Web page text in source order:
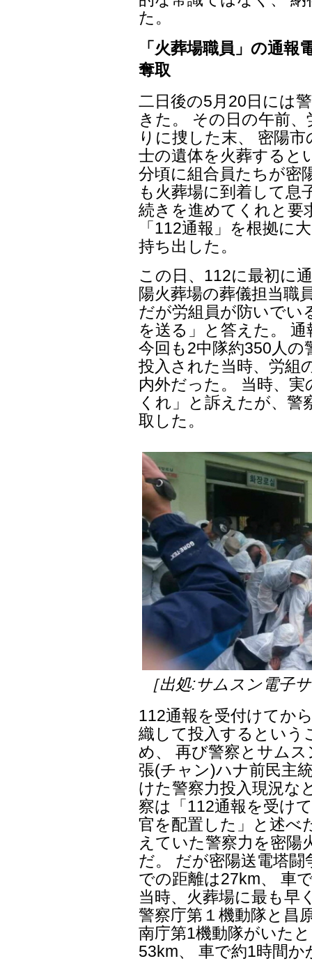
た。
「火葬場職員」の通
奪取
二日後の5月20日には
きた。 その日の午前
りに捜した末、 密陽
士の遺体を火葬すると
分頃に組合員たちが密
も火葬場に到着して息
続きを進めてくれと要
「112通報」を根拠に
持ち出した。
この日、112に最初に
陽火葬場の葬儀担当職
だが労組員が防いでい
を送る」と答えた。
今回も2中隊約350人の
投入された当時、労組
内外だった。 当時、
くれ」と訴えたが、警
取した。
［出処:サムスン電子
112通報を受付けてか
織して投入するという
め、 再び警察とサム
張(チャン)ハナ前民主
けた警察力投入現況な
察は「112通報を受け
官を配置した」と述べ
えていた警察力を密陽
だ。 だが密陽送電塔
での距離は27km、 車
当時、火葬場に最も早
警察庁第１機動隊と昌
南庁第1機動隊がいた
53km、 車で約1時間か